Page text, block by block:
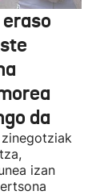
da
izan